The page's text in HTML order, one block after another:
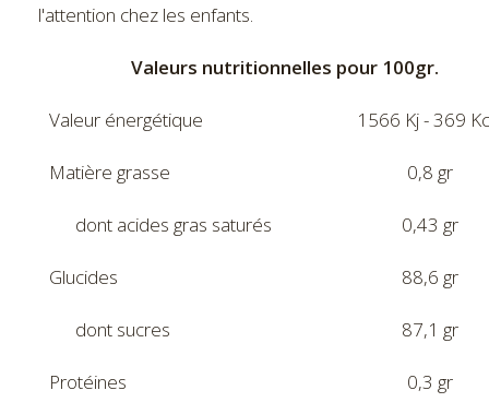
l'attention chez les enfants.
Valeurs nutritionnelles pour 100gr.
Valeur énergétique 1566 Kj - 369
Matière grasse 0,8 gr
dont acides gras saturés 0,43 gr
Glucides 88,6 gr
dont sucres 87,1 gr
Protéines 0,3 gr